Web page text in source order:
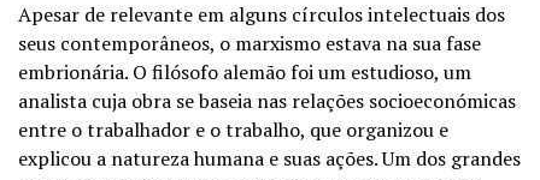
Apesar de relevante em alguns círculos intelectuais dos
seus contemporâneos, o marxismo estava na sua fase
embrionária. O filósofo alemão foi um estudioso, um
analista cuja obra se baseia nas relações socioeconómicas
entre o trabalhador e o trabalho, que organizou e
explicou a natureza humana e suas ações. Um dos grandes